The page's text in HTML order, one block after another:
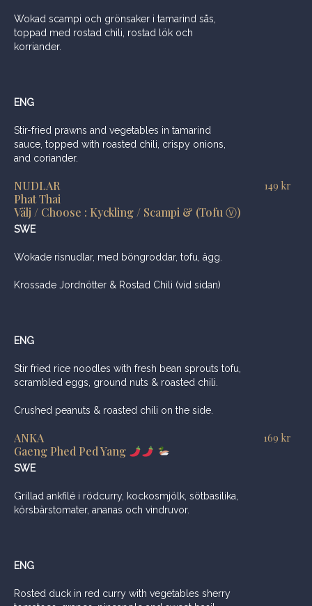
Wokad scampi och grönsaker i tamarind sås,
toppad med rostad chili, rostad lök och
korriander.
ENG
Stir-fried prawns and vegetables in tamarind
sauce, topped with roasted chili, crispy onions,
and coriander.
NUDLAR
Phat Thai
Välj / Choose : Kyckling / Scampi & (Tofu Ⓥ)
SWE
Wokade risnudlar, med böngroddar, tofu, ägg.
Krossade Jordnötter & Rostad Chili (vid sidan)
ENG
Stir fried rice noodles with fresh bean sprouts tofu,
scrambled eggs, ground nuts & roasted chili.
Crushed peanuts & roasted chili on the side.
149 kr
ANKA
Gaeng Phed Ped Yang
SWE
Grillad ankfilé i rödcurry, kockosmjölk, sötbasilika,
körsbärstomater, ananas och vindruvor.
ENG
Rosted duck in red curry with vegetables sherry
169 kr